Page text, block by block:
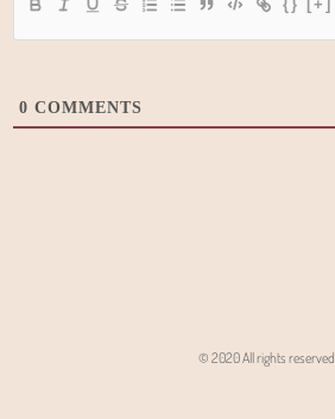
{} [+]
0 COMMENTS
© 2020 All rights reserved